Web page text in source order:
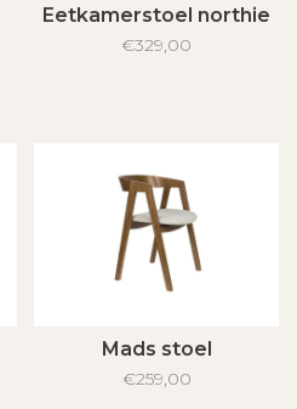
Eetkamerstoel northie
€329,00
Mads stoel
€259,00